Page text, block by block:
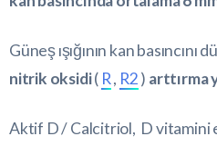
Güneş ışığının kan
nitrik oksidi( R, R2) arttırma
Aktif D / Calcitriol, D vitamini